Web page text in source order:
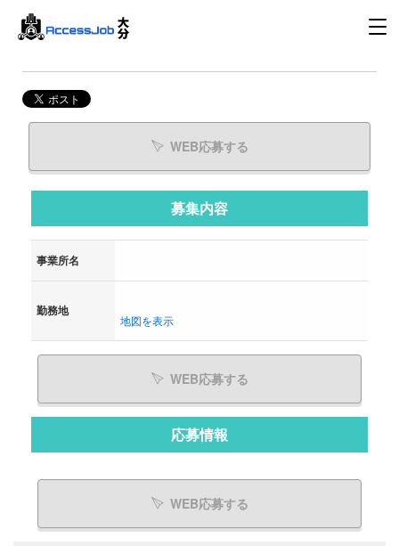
WEB応募する
募集内容
事業所名
勤務地
地図を表示
WEB応募する
応募情報
WEB応募する